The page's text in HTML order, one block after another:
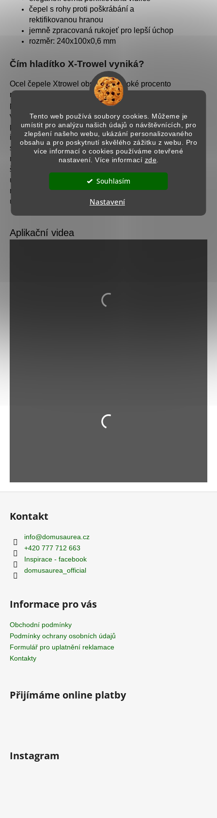
Tento web používá soubory cookies. Můžeme je
umístit pro analýzu našich údajů o návštěvnících, pro
zlepšení našeho webu, ukázání personalizovaného
obsahu a pro poskytnutí skvělého zážitku z webu. Pro
více informací o cookies používáme otevřené
nastavení. Více informací zde
Souhlasím
Nastavení
čepel s rohy proti poškrábání a
rektifikovanou hranou
jemně zpracovaná rukojeť pro lepší úchop
rozměr: 240x100x0,6 mm
Čím hladítko X-Trowel vyniká?
Ocel čepele Xtrowel obsahuje vysoké procento
molybdenu, který pomáhá snižovat účinky
přehřívání. Speciální slitina této oceli ve skutečnosti
vystavuje materiály velmi nízkému tření, čímž se zabrání
popálení a nechtěným tmavým šmouhám. Hladítko je
ideální pro benátský štuk, omítky na bázi bílého vápna,
světlé syntetické omítky, pryskyřici apod. Při leštění
můžete využít svou plnou sílu bez obav z černých
šmouh. Xtrowel má nezaměnitelný design, pohodlný
úchop a stylovou černou vidlici. Je velmi lehké díky
rukojeti ze vzorovaného topolového dřeva, která zmírňuje
únavu paží.
Kontakt
info@domusaurea.cz
+420 777 712 663
Inspirace - facebook
domusaurea_official
Informace pro vás
Obchodní podmínky
Podmínky ochrany osobních údajů
Formulář pro uplatnění reklamace
Kontakty
Přijímáme online platby
Instagram